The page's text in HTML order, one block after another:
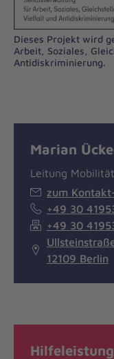
Dieses Projekt wird
Arbeit, Soziales,
Antidiskriminierung.
Marian
Leitung
zum
+49 30
+49 30
12109 Berlin